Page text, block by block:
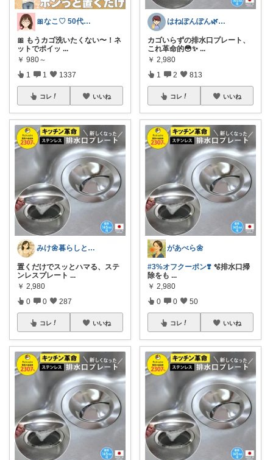
🎀なこ♡︎ 50代主婦の"買って正解"
🎀 もうカゴ洗いたくない〜！ネ
ットでポイッ ...
￥ 980～
1 1 1337
コレ いいね
みけ🌼暮らしとキッチン
置くだけでスッとハマる、ステ
ンレスプレート ...
￥ 2,980
0 0 287
コレ いいね
はねぽんぽん🌿朝コレ4時に変更🌿
カゴいらずの排水口プレート、
これ革命的😳✨ ...
￥ 2,980
1 2 813
コレ いいね
があべら🌼
#3%オフクーポン❣️ 🫧排水口掃
除をも ...
￥ 2,980
0 0 50
コレ いいね